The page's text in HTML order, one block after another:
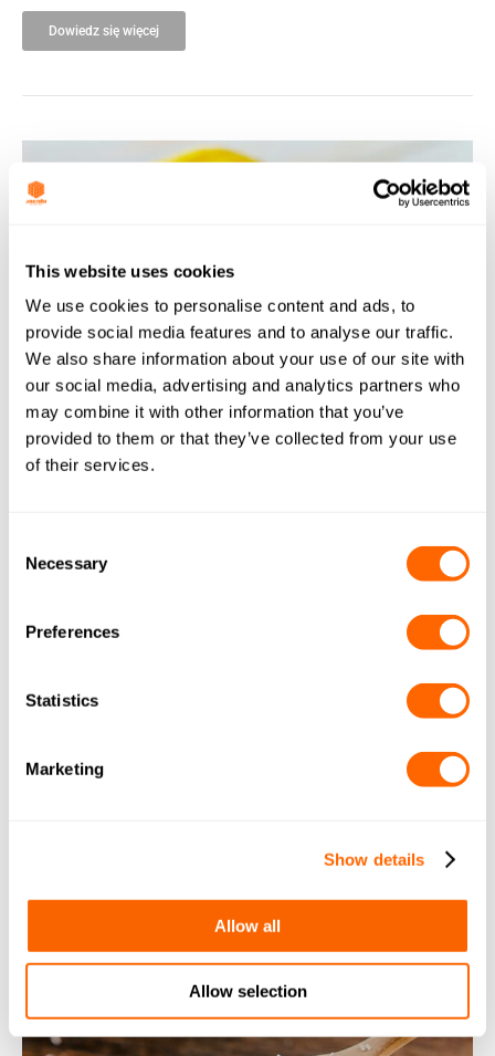
This website uses cookies
We use cookies to personalise content and ads, to
provide social media features and to analyse our traffic.
We also share information about your use of our site with
our social media, advertising and analytics partners who
may combine it with other information that you’ve
provided to them or that they’ve collected from your use
of their services.
Selection
Necessary
Preferences
Statistics
Marketing
Show details
Allow all
Allow selection
Dowiedz się więcej
Kwas cytrynowy
kwasu cytrynowego i usuwania niepożądanych
związków barwnych. Zastosowanie węgli aktywnych
spełnieniu wysokich standardów jakości żywności i